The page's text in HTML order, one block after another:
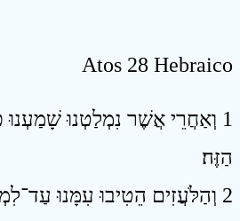
Atos 28 Hebraico
1 וְאַחֲרֵי אֲשֶׁר נִמְלַטְנוּ
הַזֶּה׃
2 וְהַלֹּעֲזִים הֵטִיבוּ עִמָּנוּ